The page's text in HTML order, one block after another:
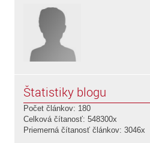
Štatistiky blogu
Počet článkov: 180
Celková čítanosť: 548300x
Priemerná čítanosť článkov: 3046x